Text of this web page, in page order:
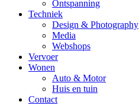
Ontspanning
Techniek
Design & Photography
Media
Webshops
Vervoer
Wonen
Auto & Motor
Huis en tuin
Contact